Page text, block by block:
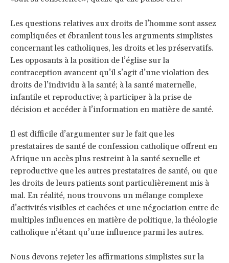
Les questions relatives aux droits de l’homme sont assez
compliquées et ébranlent tous les arguments simplistes
concernant les catholiques, les droits et les préservatifs.
Les opposants à la position de l’église sur la
contraception avancent qu’il s’agit d’une violation des
droits de l’individu à la santé; à la santé maternelle,
infantile et reproductive; à participer à la prise de
décision et accéder à l’information en matière de santé.
Il est difficile d’argumenter sur le fait que les
prestataires de santé de confession catholique offrent en
Afrique un accès plus restreint à la santé sexuelle et
reproductive que les autres prestataires de santé, ou que
les droits de leurs patients sont particulièrement mis à
mal. En réalité, nous trouvons un mélange complexe
d’activités visibles et cachées et une négociation entre de
multiples influences en matière de politique, la théologie
catholique n’étant qu’une influence parmi les autres.
Nous devons rejeter les affirmations simplistes sur la